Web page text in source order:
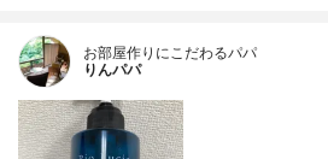
お部屋作りにこだわるパパ
りんパパ